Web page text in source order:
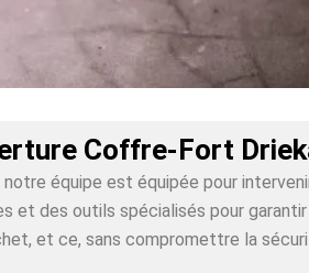
Coffre-Fort
équipe est équipée pour
des outils spécialisés pour
et ce, sans compromettre la